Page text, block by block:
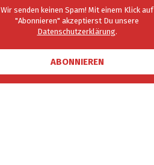
Wir senden keinen Spam! Mit einem Klick auf
"Abonnieren" akzeptierst Du unsere
Datenschutzerklärung.